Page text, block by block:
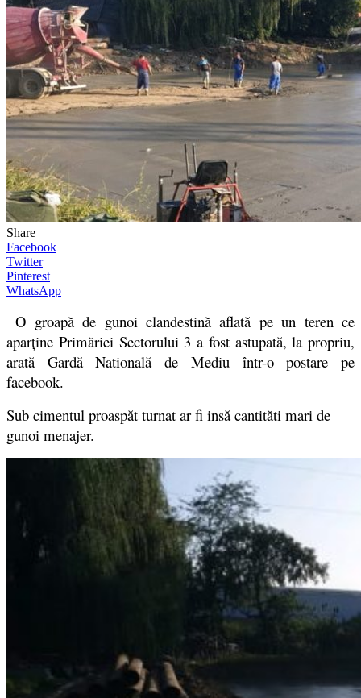
Share
Facebook
Twitter
Pinterest
WhatsApp
O groapă de gunoi clandestină aflată pe un teren ce
aparține Primăriei Sectorului 3 a fost astupată, la propriu,
arată Gardă Natională de Mediu într-o postare pe
facebook.
Sub cimentul proaspăt turnat ar fi insă cantităti mari de
gunoi menajer.